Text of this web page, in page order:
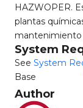
HAZWOPER.
plantas
mantenimiento
System
See System
Base
Author